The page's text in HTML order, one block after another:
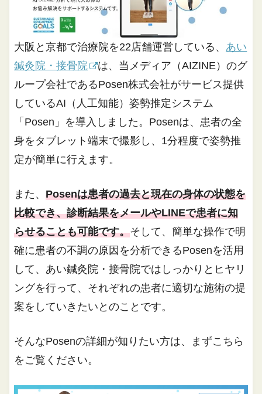
大阪と京都で治療院を22店舗運営している、 あい
鍼灸院・接骨院
は、当メディア（AIZINE）のグ
ループ会社であるPosen株式会社がサービス提供
しているAI（人工知能）姿勢推定システム
「Posen」を導入しました。Posenは、患者の全
身をタブレット端末で撮影し、1分程度で姿勢推
定が簡単に行えます。
また、Posenは患者の過去と現在の身体の状態を
比較でき、診断結果をメールやLINEで患者に知
らせることも可能です。そして、簡単な操作で明
確に患者の不調の原因を分析できるPosenを活用
して、あい鍼灸院・接骨院ではしっかりとヒヤリ
ングを行って、それぞれの患者に適切な施術の提
案をしていきたいとのことです。
そんなPosenの詳細が知りたい方は、まずこちら
をご覧ください。